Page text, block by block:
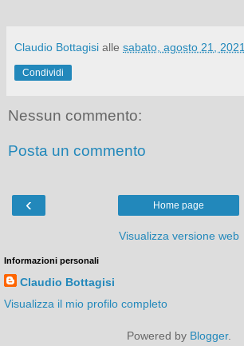
Claudio Bottagisi alle sabato, agosto 21, 2021
Condividi
Nessun commento:
Posta un commento
‹ Home page
Visualizza versione web
Informazioni personali
Claudio Bottagisi
Visualizza il mio profilo completo
Powered by Blogger.